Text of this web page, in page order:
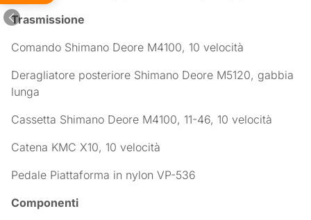
Trasmissione
Comando Shimano Deore M4100, 10 velocità
Deragliatore posteriore Shimano Deore M5120, gabbia
lunga
Cassetta Shimano Deore M4100, 11-46, 10 velocità
Catena KMC X10, 10 velocità
Pedale Piattaforma in nylon VP-536
Componenti